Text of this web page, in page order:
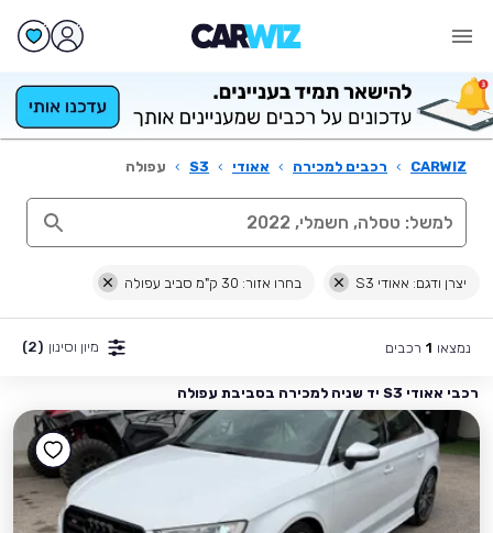
CARWIZ
› רכבים למכירה › אאודי ›
S3
› עפולה
יצרן ודגם: אאודי S3 בחרו אזור: 30 ק"מ סביב עפולה
נמצאו 1 רכבים מיון וסינון (2)
רכבי אאודי S3 יד שניה למכירה בסביבת עפולה